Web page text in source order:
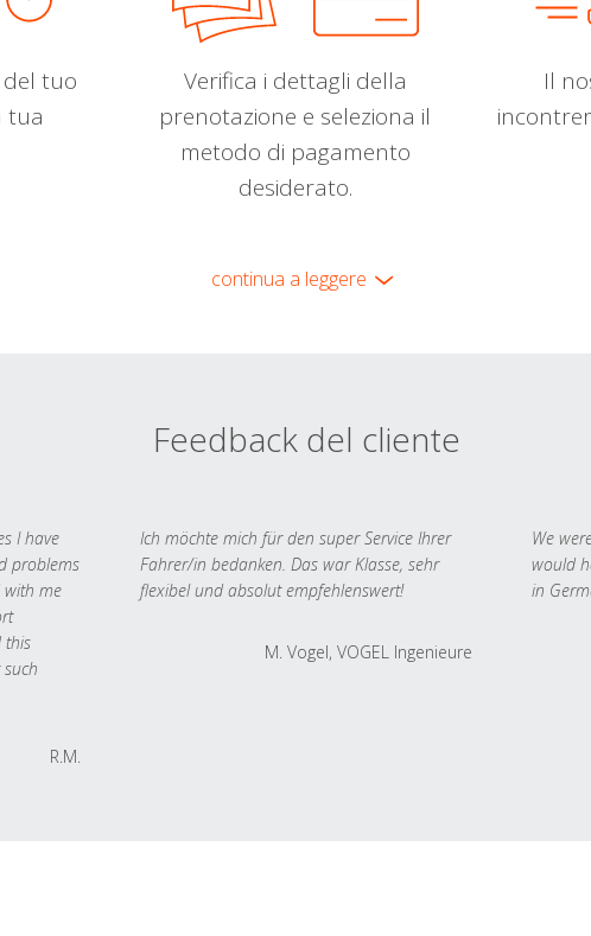
del tuo
tua
Verifica i dettagli della
prenotazione e seleziona il
metodo di pagamento
desiderato.
Il
continua a leggere
Feedback del cliente
I have
problems
with me
this
R.M.
Ich möchte mich für den super Service Ihrer
Fahrer/in bedanken. Das war Klasse, sehr
flexibel und absolut empfehlenswert!
M. Vogel, VOGEL Ingenieure
We
would
in